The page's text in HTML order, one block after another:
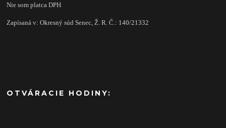
Nie som platca DPH
Zapísaná v: Okresný súd Senec, Ž. R. Č.: 140/21332
OTVÁRACIE HODINY: